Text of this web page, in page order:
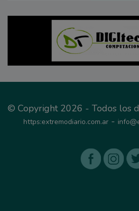
© Copyright 2026 - Todos los
https:extremodiario.com.ar -